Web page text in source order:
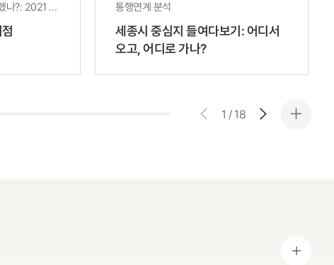
우리 지역의 거점, 어떻게 변했나?: 2021 VS 2023 통행연계 분석
세종시 중심지 들여다보기: 어디서
오고, 어디로 가나?
1 / 18